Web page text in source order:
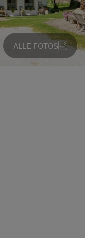
ALLE FOTOS